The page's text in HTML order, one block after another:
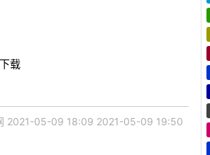
载
2021-05-09 18:09 2021-05-09 19:50